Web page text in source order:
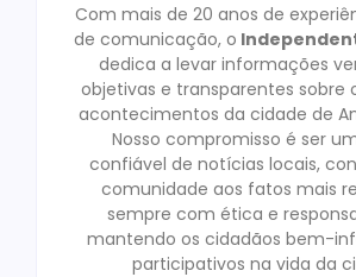
Com mais de 20 anos de
de comunicação, o
dedica a levar informações
objetivas e transparentes sobre
acontecimentos da cidade de
Nosso compromisso é ser
confiável de notícias locais,
comunidade aos fatos mais
sempre com ética e
mantendo os cidadãos bem-
participativos na vida da